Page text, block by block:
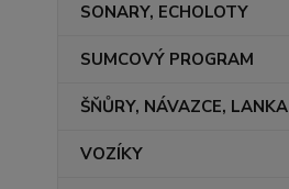
SONARY, ECHOLOTY
SUMCOVÝ PROGRAM
ŠŇŮRY, NÁVAZCE, LANKA
VOZÍKY